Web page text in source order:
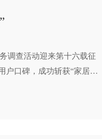
调查活动迎来第十六载征
户口碑，成功斩获“家居行